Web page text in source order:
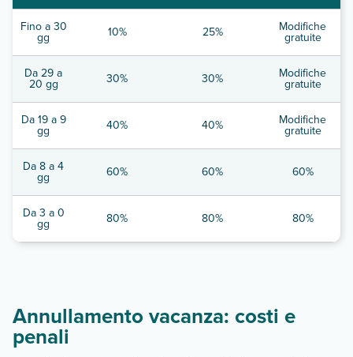
Fino a 30
gg 10% 25% Modifiche
gratuite
Da 29 a
20 gg 30% 30% Modifiche
gratuite
Da 19 a 9
gg 40% 40% Modifiche
gratuite
Da 8 a 4
gg 60% 60% 60%
Da 3 a 0
gg 80% 80% 80%
Annullamento vacanza: costi e
penali